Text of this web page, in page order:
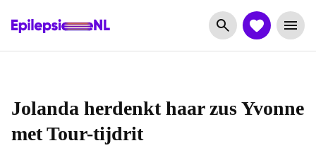
Jolanda herdenkt haar zus Yvonne
met Tour-tijdrit